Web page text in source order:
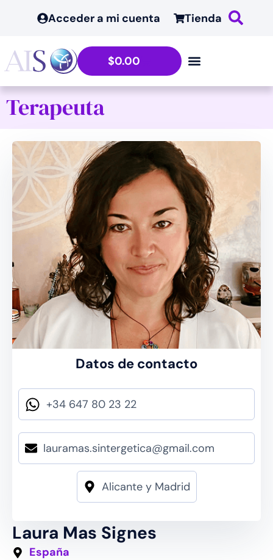
Acceder a mi cuenta Tienda
$0.00
Terapeuta
Datos de contacto
+34 647 80 23 22
lauramas.sintergetica@gmail.com
Alicante y Madrid
Laura Mas Signes
España